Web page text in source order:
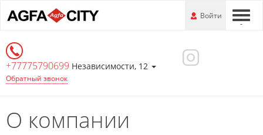
Перейти
к
информации
---
Войти
+77775790699 Независимости, 12
Обратный звонок
О компании